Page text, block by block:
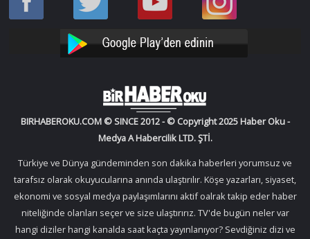
Oku
Oku
Haber
YouTube
Haber
Instagram
BIRHABEROKU.COM © SINCE 2012 - © Copyright 2025 Haber Oku -
Medya A Habercilik LTD. ŞTİ.
Türkiye ve Dünya gündeminden son dakika haberleri yorumsuz ve
tarafsız olarak okuyucularına anında ulaştırılır. Köşe yazarları, siyaset,
ekonomi ve sosyal medya paylaşımlarını aktif oalrak takip eder haber
niteliğinde olanları seçer ve size ulaştırırız. TV'de bugün neler var
hangi diziler hangi kanalda saat kaçta yayınlanıyor? Sevdiğiniz dizi ve